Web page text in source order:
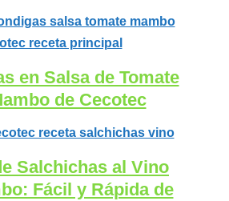
en Salsa de Tomate
de Cecotec
Salchichas al Vino
Fácil y Rápida de